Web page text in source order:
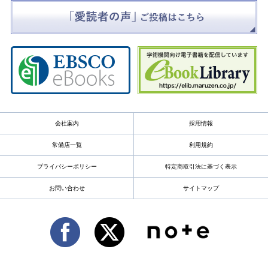
会社案内 採用情報
常備店一覧 利用規約
プライバシーポリシー 特定商取引法に基づく表示
お問い合わせ サイトマップ